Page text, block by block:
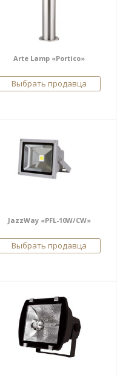
Arte Lamp «Portico»
Выбрать продавца
JazzWay «PFL-10W/CW»
Выбрать продавца